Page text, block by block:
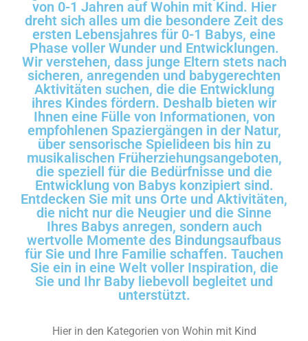
von 0-1 Jahren auf Wohin mit Kind. Hier
dreht sich alles um die besondere Zeit des
ersten Lebensjahres für 0-1 Babys, eine
Phase voller Wunder und Entwicklungen.
Wir verstehen, dass junge Eltern stets nach
sicheren, anregenden und babygerechten
Aktivitäten suchen, die die Entwicklung
ihres Kindes fördern. Deshalb bieten wir
Ihnen eine Fülle von Informationen, von
empfohlenen Spaziergängen in der Natur,
über sensorische Spielideen bis hin zu
musikalischen Früherziehungsangeboten,
die speziell für die Bedürfnisse und die
Entwicklung von Babys konzipiert sind.
Entdecken Sie mit uns Orte und Aktivitäten,
die nicht nur die Neugier und die Sinne
Ihres Babys anregen, sondern auch
wertvolle Momente des Bindungsaufbaus
für Sie und Ihre Familie schaffen. Tauchen
Sie ein in eine Welt voller Inspiration, die
Sie und Ihr Baby liebevoll begleitet und
unterstützt.
Hier in den Kategorien von Wohin mit Kind